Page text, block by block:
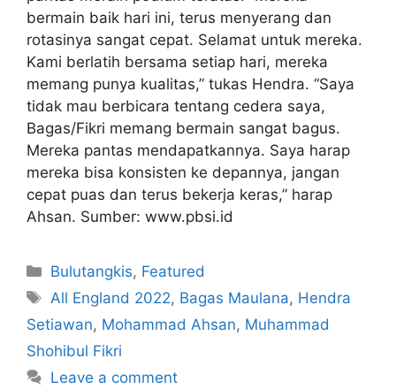
bermain baik hari ini, terus menyerang dan
rotasinya sangat cepat. Selamat untuk mereka.
Kami berlatih bersama setiap hari, mereka
memang punya kualitas,” tukas Hendra. “Saya
tidak mau berbicara tentang cedera saya,
Bagas/Fikri memang bermain sangat bagus.
Mereka pantas mendapatkannya. Saya harap
mereka bisa konsisten ke depannya, jangan
cepat puas dan terus bekerja keras,” harap
Ahsan. Sumber: www.pbsi.id
Bulutangkis, Featured
All England 2022, Bagas Maulana, Hendra
Setiawan, Mohammad Ahsan, Muhammad
Shohibul Fikri
Leave a comment